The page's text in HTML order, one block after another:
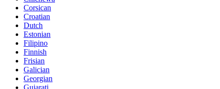
Corsican
Croatian
Dutch
Estonian
Filipino
Finnish
Frisian
Galician
Georgian
Gujarati